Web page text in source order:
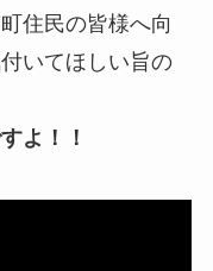
住民の皆様へ向
いてほしい旨の
よ！！